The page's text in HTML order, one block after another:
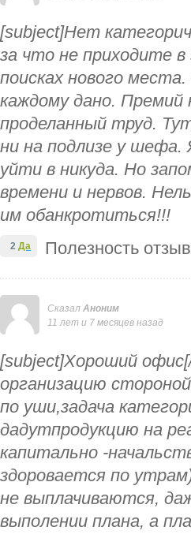
[subject]Нет
за что не приходите
поисках нового
каждому дано. Премий
проделанный труд.
ни на подлизе у
уйти в никуда. Но
времени и нервов.
им обанкротиться!!!
Полезность
2 Да
Сказал Аноним
11 лет и 7 месяцев назад
[subject]Хороший
организацию
по уши,задача
дадутпродукцию на
капитально -
здоровается по
не выплачиваются,
выполении плана, а